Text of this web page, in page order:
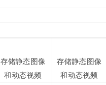
存储静态图像
和动态视频
存储静态图像
和动态视频